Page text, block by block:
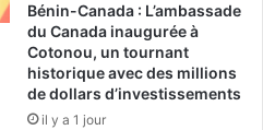
Bénin-Canada : L’ambassade
du Canada inaugurée à
Cotonou, un tournant
historique avec des millions
de dollars d’investissements
il y a 1 jour